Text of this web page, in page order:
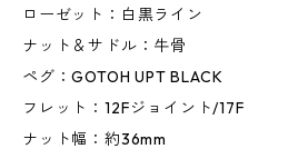
ローゼット：白黒ライン
ナット＆サドル：牛骨
ペグ：GOTOH UPT BLACK
フレット：12Fジョイント/17F
ナット幅：約36mm